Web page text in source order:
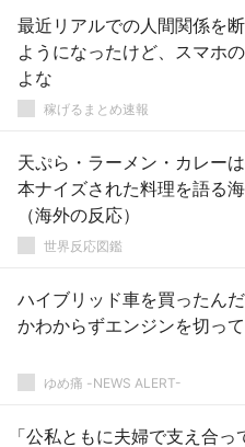
最近リアルでの人間関係を
ようになったけど、スマホ
よな
稼げるまとめ速報
天ぷら・ラーメン・カレー
本ナイズされた料理を語る
（海外の反応）
世界反応図鑑
ハイブリッド車を買ったん
かわからずエンジンを切っ
ゆめ痛 -NEWS ALERT-
「公私ともに夫婦で支え合